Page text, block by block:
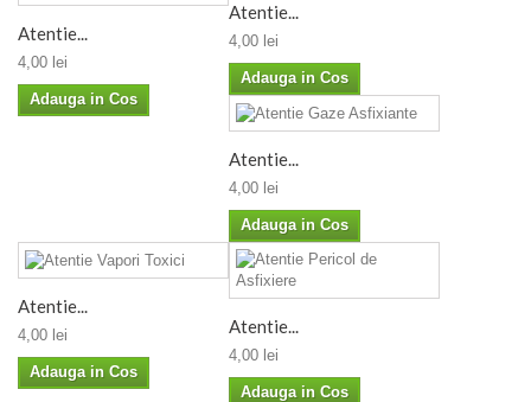
Atentie...
4,00 lei
Adauga in Cos
Atentie...
4,00 lei
Adauga in Cos
Atentie...
4,00 lei
Adauga in Cos
Atentie...
4,00 lei
Adauga in Cos
Atentie...
4,00 lei
Adauga in Cos